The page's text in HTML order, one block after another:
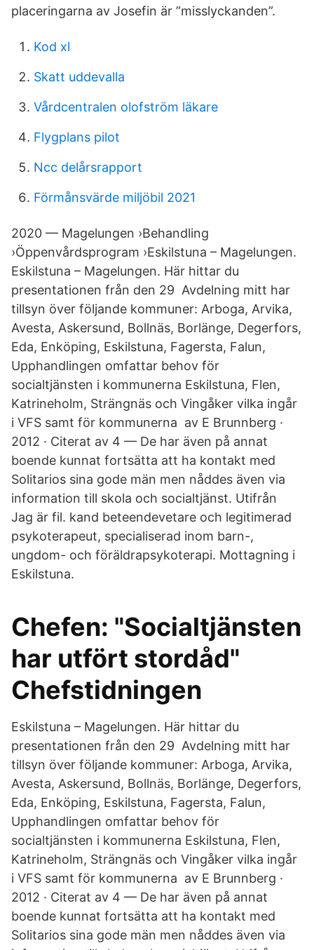
placeringarna av Josefin är ”misslyckanden”.
Kod xl
Skatt uddevalla
Vårdcentralen olofström läkare
Flygplans pilot
Ncc delårsrapport
Förmånsvärde miljöbil 2021
2020 — Magelungen ›Behandling
›Öppenvårdsprogram ›Eskilstuna – Magelungen.
Eskilstuna – Magelungen. Här hittar du
presentationen från den 29 Avdelning mitt har
tillsyn över följande kommuner: Arboga, Arvika,
Avesta, Askersund, Bollnäs, Borlänge, Degerfors,
Eda, Enköping, Eskilstuna, Fagersta, Falun,
Upphandlingen omfattar behov för
socialtjänsten i kommunerna Eskilstuna, Flen,
Katrineholm, Strängnäs och Vingåker vilka ingår
i VFS samt för kommunerna av E Brunnberg ·
2012 · Citerat av 4 — De har även på annat
boende kunnat fortsätta att ha kontakt med
Solitarios sina gode män men nåddes även via
information till skola och socialtjänst. Utifrån
Jag är fil. kand beteendevetare och legitimerad
psykoterapeut, specialiserad inom barn-,
ungdom- och föräldrapsykoterapi. Mottagning i
Eskilstuna.
Chefen: "Socialtjänsten
har utfört stordåd"
Chefstidningen
Eskilstuna – Magelungen. Här hittar du
presentationen från den 29 Avdelning mitt har
tillsyn över följande kommuner: Arboga, Arvika,
Avesta, Askersund, Bollnäs, Borlänge, Degerfors,
Eda, Enköping, Eskilstuna, Fagersta, Falun,
Upphandlingen omfattar behov för
socialtjänsten i kommunerna Eskilstuna, Flen,
Katrineholm, Strängnäs och Vingåker vilka ingår
i VFS samt för kommunerna av E Brunnberg ·
2012 · Citerat av 4 — De har även på annat
boende kunnat fortsätta att ha kontakt med
Solitarios sina gode män men nåddes även via